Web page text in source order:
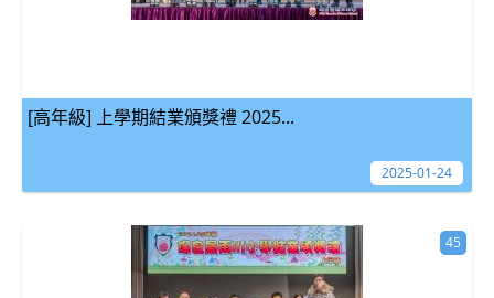
[高年級] 上學期結業頒獎禮 2025...
2025-01-24
45